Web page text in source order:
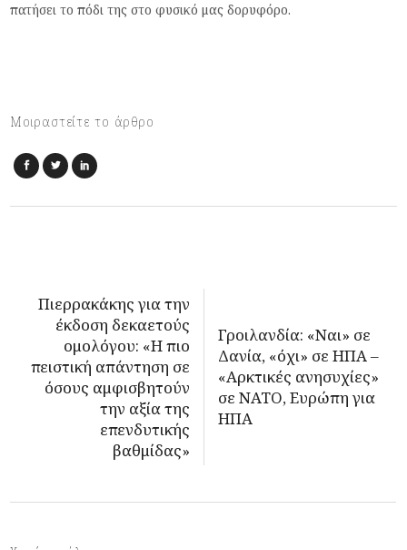
πατήσει το πόδι της στο φυσικό μας δορυφόρο.
Μοιραστείτε το άρθρο
Πιερρακάκης για την
έκδοση δεκαετούς
ομολόγου: «H πιο
πειστική απάντηση σε
όσους αμφισβητούν
την αξία της
επενδυτικής
βαθμίδας»
Γροιλανδία: «Ναι» σε
Δανία, «όχι» σε ΗΠΑ –
«Αρκτικές ανησυχίες»
σε ΝΑΤΟ, Ευρώπη για
ΗΠΑ